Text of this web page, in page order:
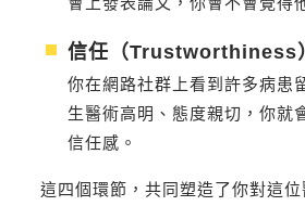
信任（Trustworthiness
你在網路社群上看到許多病患
生醫術高明、態度親切，你就
信任感。
這四個環節，共同塑造了你對這